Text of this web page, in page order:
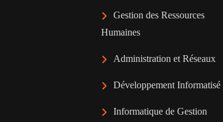
Gestion des Ressources
Humaines
Administration et Réseaux
Développement Informatisé
Informatique de Gestion